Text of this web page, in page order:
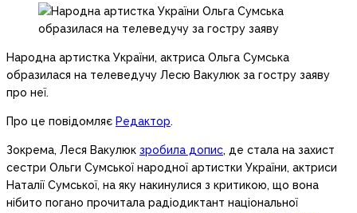
Народна артистка України, актриса Ольга Сумська
образилася на телеведучу Лесю Вакулюк за гостру заяву
про неї.
Про це повідомляє Редактор.
Зокрема, Леся Вакулюк зробила допис, де стала на захист
сестри Ольги Сумської народної артистки України, актриси
Наталії Сумської, на яку накинулися з критикою, що вона
нібито погано прочитала радіодиктант національної